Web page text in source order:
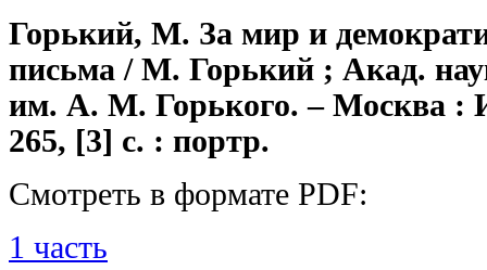
Горький, М. За мир и
письма / М. Горький ; Акад.
им. А. М. Горького. – Москва :
265, [3] с. : портр.
Смотреть в формате PDF:
1 часть